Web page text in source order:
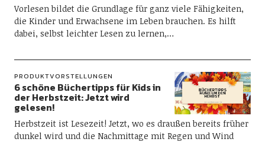
Vorlesen bildet die Grundlage für ganz viele Fähigkeiten,
die Kinder und Erwachsene im Leben brauchen. Es hilft
dabei, selbst leichter Lesen zu lernen,…
PRODUKTVORSTELLUNGEN
6 schöne Büchertipps für Kids in
der Herbstzeit: Jetzt wird
gelesen!
Herbstzeit ist Lesezeit! Jetzt, wo es draußen bereits früher
dunkel wird und die Nachmittage mit Regen und Wind